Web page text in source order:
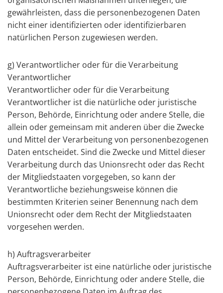
gewährleisten, dass die personenbezogenen Daten
nicht einer identifizierten oder identifizierbaren
natürlichen Person zugewiesen werden.
g) Verantwortlicher oder für die Verarbeitung
Verantwortlicher
Verantwortlicher oder für die Verarbeitung
Verantwortlicher ist die natürliche oder juristische
Person, Behörde, Einrichtung oder andere Stelle, die
allein oder gemeinsam mit anderen über die Zwecke
und Mittel der Verarbeitung von personenbezogenen
Daten entscheidet. Sind die Zwecke und Mittel dieser
Verarbeitung durch das Unionsrecht oder das Recht
der Mitgliedstaaten vorgegeben, so kann der
Verantwortliche beziehungsweise können die
bestimmten Kriterien seiner Benennung nach dem
Unionsrecht oder dem Recht der Mitgliedstaaten
vorgesehen werden.
h) Auftragsverarbeiter
Auftragsverarbeiter ist eine natürliche oder juristische
Person, Behörde, Einrichtung oder andere Stelle, die